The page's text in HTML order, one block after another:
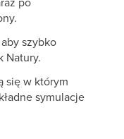
szybko
Natury.
się w którym
symulacje